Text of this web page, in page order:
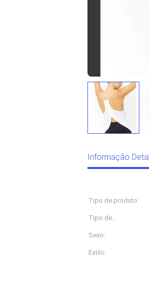
Informação
Tipo de produto:
Tipo de
Sexo:
Estilo: